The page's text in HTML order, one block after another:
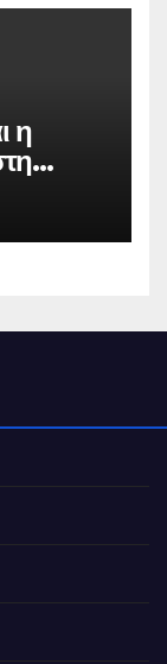
η
και